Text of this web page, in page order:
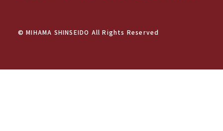
© MIHAMA SHINSEIDO All Rights Reserved